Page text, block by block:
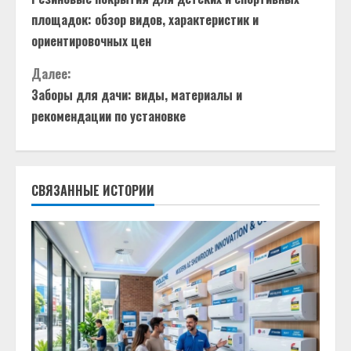
р
о
д
о
л
ж
и
т
ь
ч
площадок: обзор видов, характеристик и
ориентировочных цен
Далее:
Заборы для дачи: виды, материалы и
рекомендации по установке
СВЯЗАННЫЕ ИСТОРИИ